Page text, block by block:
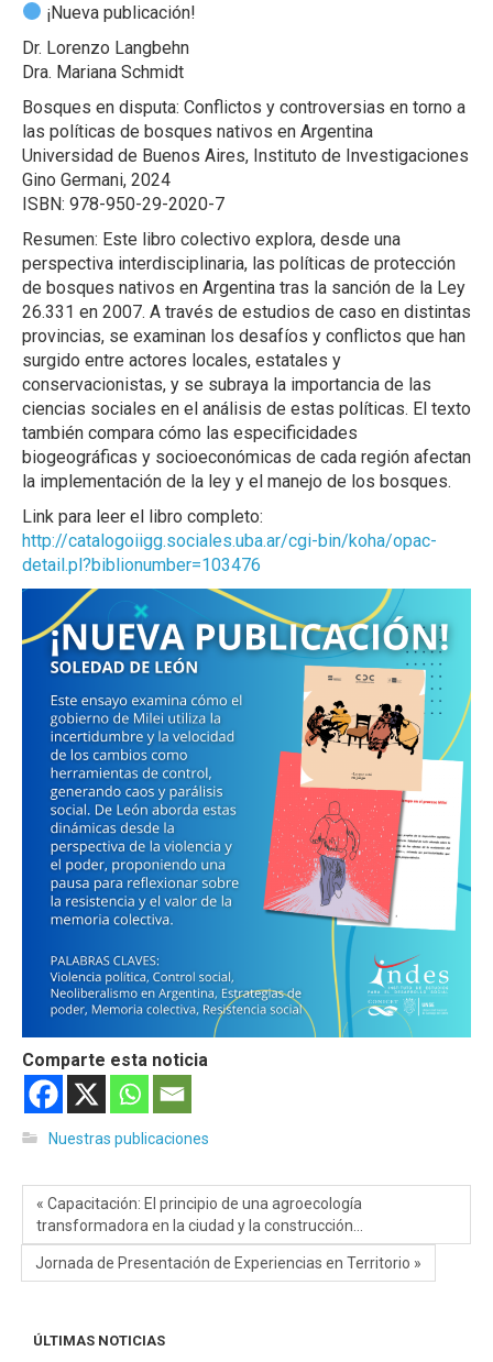
¡Nueva publicación!
Dr. Lorenzo Langbehn
Dra. Mariana Schmidt
Bosques en disputa: Conflictos y controversias en torno a
las políticas de bosques nativos en Argentina
Universidad de Buenos Aires, Instituto de Investigaciones
Gino Germani, 2024
ISBN: 978-950-29-2020-7
Resumen: Este libro colectivo explora, desde una
perspectiva interdisciplinaria, las políticas de protección
de bosques nativos en Argentina tras la sanción de la Ley
26.331 en 2007. A través de estudios de caso en distintas
provincias, se examinan los desafíos y conflictos que han
surgido entre actores locales, estatales y
conservacionistas, y se subraya la importancia de las
ciencias sociales en el análisis de estas políticas. El texto
también compara cómo las especificidades
biogeográficas y socioeconómicas de cada región afectan
la implementación de la ley y el manejo de los bosques.
Link para leer el libro completo:
http://catalogoiigg.sociales.uba.ar/cgi-bin/koha/opac-
detail.pl?biblionumber=103476
Comparte esta noticia
Nuestras publicaciones
« Capacitación: El principio de una agroecología
transformadora en la ciudad y la construcción…
Jornada de Presentación de Experiencias en Territorio »
ÚLTIMAS NOTICIAS